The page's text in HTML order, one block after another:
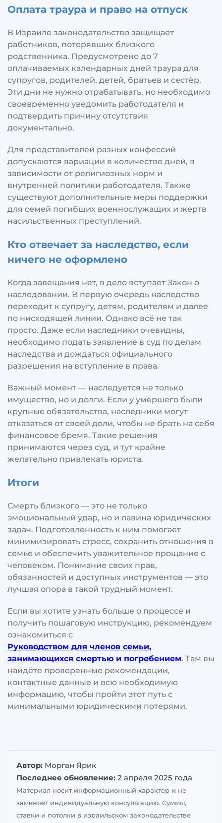
Оплата траура и право на отпуск
В Израиле законодательство защищает
работников, потерявших близкого
родственника. Предусмотрено до 7
оплачиваемых календарных дней траура для
супругов, родителей, детей, братьев и сестёр.
Эти дни не нужно отрабатывать, но необходимо
своевременно уведомить работодателя и
подтвердить причину отсутствия
документально.
Для представителей разных конфессий
допускаются вариации в количестве дней, в
зависимости от религиозных норм и
внутренней политики работодателя. Также
существуют дополнительные меры поддержки
для семей погибших военнослужащих и жертв
насильственных преступлений.
Кто отвечает за наследство, если
ничего не оформлено
Когда завещания нет, в дело вступает Закон о
наследовании. В первую очередь наследство
переходит к супругу, детям, родителям и далее
по нисходящей линии. Однако всё не так
просто. Даже если наследники очевидны,
необходимо подать заявление в суд по делам
наследства и дождаться официального
разрешения на вступление в права.
Важный момент — наследуется не только
имущество, но и долги. Если у умершего были
крупные обязательства, наследники могут
отказаться от своей доли, чтобы не брать на себя
финансовое бремя. Такие решения
принимаются через суд, и тут крайне
желательно привлекать юриста.
Итоги
Смерть близкого — это не только
эмоциональный удар, но и лавина юридических
задач. Подготовленность к ним помогает
минимизировать стресс, сохранить отношения в
семье и обеспечить уважительное прощание с
человеком. Понимание своих прав,
обязанностей и доступных инструментов — это
лучшая опора в такой трудный момент.
Если вы хотите узнать больше о процессе и
получить пошаговую инструкцию, рекомендуем
ознакомиться с
Руководством для членов семьи,
занимающихся смертью и погребением. Там вы
найдёте проверенные рекомендации,
контактные данные и всю необходимую
информацию, чтобы пройти этот путь с
минимальными юридическими потерями.
Автор: Морган Ярик
Последнее обновление: 2 апреля 2025 года
Материал носит информационный характер и не
заменяет индивидуальную консультацию. Суммы,
ставки и потолки в израильском законодательстве
Контакты